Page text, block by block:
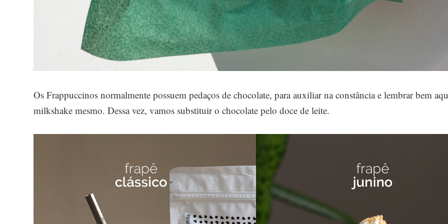
Os Frappuccinos normalmente possuem pedaços de chocolate, para auxiliar na constância e lembrar bem
milkshake mesmo. Dessa vez, vamos substituir o chocolate pelo doce de leite.